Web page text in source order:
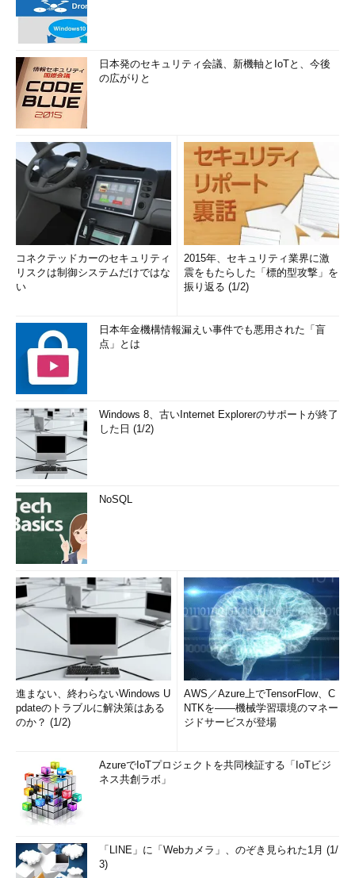
日本発のセキュリティ会議、新機軸とIoTと、今後
の広がりと
コネクテッドカーのセキュリティ
リスクは制御システムだけではな
い
2015年、セキュリティ業界に激
震をもたらした「標的型攻撃」を
振り返る (1/2)
日本年金機構情報漏えい事件でも悪用された「盲
点」とは
Windows 8、古いInternet Explorerのサポートが終了
した日 (1/2)
NoSQL
進まない、終わらないWindows U
pdateのトラブルに解決策はある
のか？ (1/2)
AWS／Azure上でTensorFlow、C
NTKを――機械学習環境のマネー
ジドサービスが登場
AzureでIoTプロジェクトを共同検証する「IoTビジ
ネス共創ラボ」
「LINE」に「Webカメラ」、のぞき見られた1月 (1/
3)